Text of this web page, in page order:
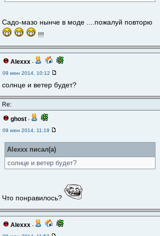
Садо-мазо нынче в моде ....пожалуй повторю
!!!
Alexxx -
09 июн 2014, 10:12
солнце и ветер будет?
Re:
ghost -
09 июн 2014, 11:19
Alexxx писал(а)
солнце и ветер будет?
Что понравилось?
Alexxx -